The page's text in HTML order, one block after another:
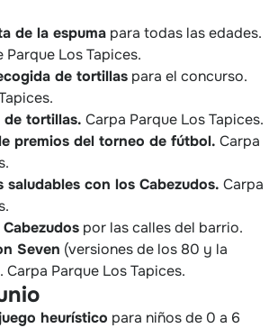
de la espuma para todas las edades.
Los Tapices.
de tortillas para el concurso.
de tortillas. Carpa Parque Los Tapices.
premios del torneo de fútbol. Carpa
saludables con los Cabezudos. Carpa
por las calles del barrio.
Seven (versiones de los 80 y la
Parque Los Tapices.
heurístico para niños de 0 a 6